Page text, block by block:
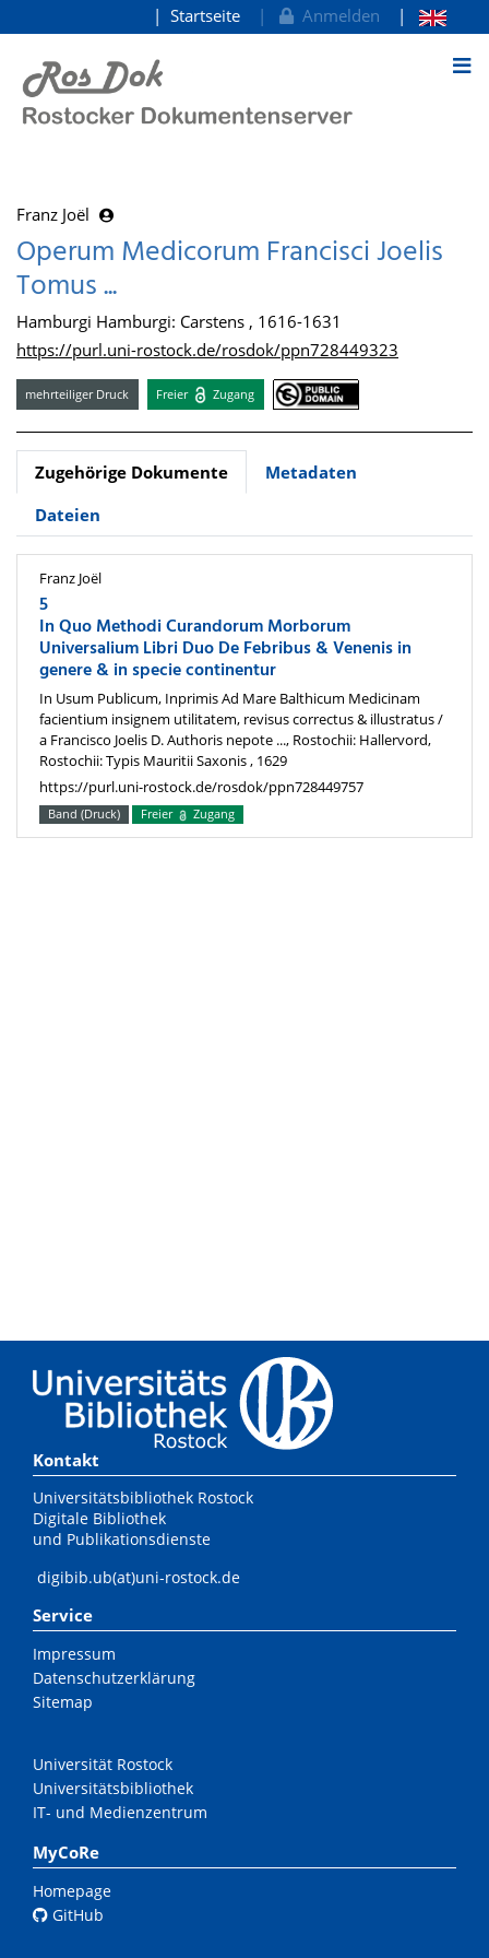
zum Inhalt
Startseite Anmelden
Franz Joël
Operum Medicorum Francisci Joelis
Tomus ...
Hamburgi Hamburgi: Carstens , 1616-1631
https://purl.uni-rostock.de/rosdok/ppn728449323
mehrteiliger Druck Freier Zugang
Zugehörige Dokumente
Metadaten
Dateien
Franz Joël
5
In Quo Methodi Curandorum Morborum
Universalium Libri Duo De Febribus & Venenis in
genere & in specie continentur
In Usum Publicum, Inprimis Ad Mare Balthicum Medicinam
facientium insignem utilitatem, revisus correctus & illustratus /
a Francisco Joelis D. Authoris nepote ..., Rostochii: Hallervord,
Rostochii: Typis Mauritii Saxonis , 1629
https://purl.uni-rostock.de/rosdok/ppn728449757
Band (Druck) Freier Zugang
Kontakt
Universitätsbibliothek Rostock
Digitale Bibliothek
und Publikationsdienste
digibib.ub(at)uni-rostock.de
Service
Impressum
Datenschutzerklärung
Sitemap
Universität Rostock
Universitätsbibliothek
IT- und Medienzentrum
MyCoRe
Homepage
GitHub